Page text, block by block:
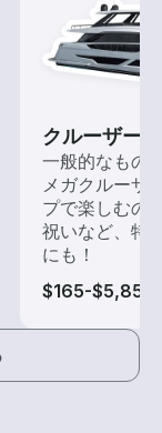
クルーザー
一般的なもの
メガクルーザ
プで楽しむの
祝いなど、特
にも！
$165-$5,855